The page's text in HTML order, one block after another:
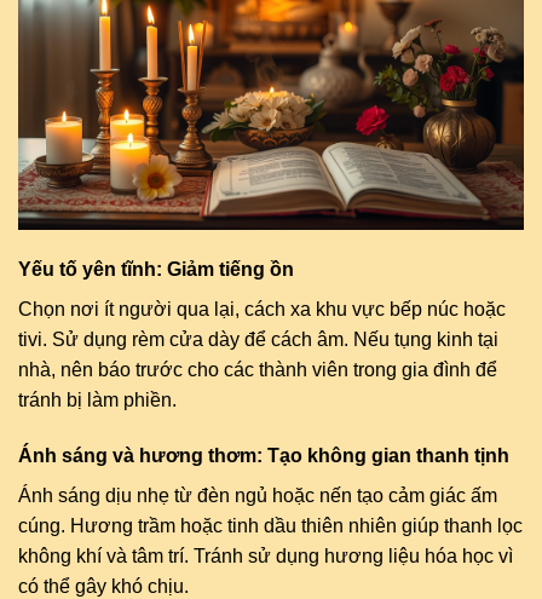
Yếu tố yên tĩnh: Giảm tiếng ồn
Chọn nơi ít người qua lại, cách xa khu vực bếp núc hoặc
tivi. Sử dụng rèm cửa dày để cách âm. Nếu tụng kinh tại
nhà, nên báo trước cho các thành viên trong gia đình để
tránh bị làm phiền.
Ánh sáng và hương thơm: Tạo không gian thanh tịnh
Ánh sáng dịu nhẹ từ đèn ngủ hoặc nến tạo cảm giác ấm
cúng. Hương trầm hoặc tinh dầu thiên nhiên giúp thanh lọc
không khí và tâm trí. Tránh sử dụng hương liệu hóa học vì
có thể gây khó chịu.